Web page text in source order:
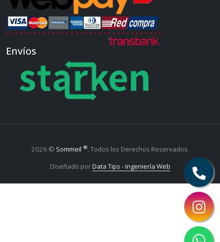
Envíos
2026 © Sommeil ®, Todos los Derechos Reservados.
Diseñado porData Tips - Ingeniería Web